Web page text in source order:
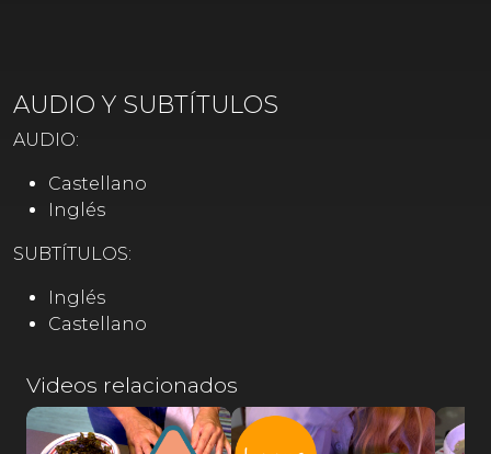
AUDIO Y SUBTÍTULOS
AUDIO:
Castellano
Inglés
SUBTÍTULOS:
Inglés
Castellano
Videos relacionados